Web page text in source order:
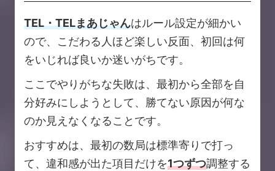
TEL・TELまあじゃんはルール設定が細かい
ので、こだわる人ほど楽しい反面、初回は何
をいじれば良いか迷いがちです。
ここでやりがちな失敗は、最初から全部を自
分好みにしようとして、勝てない原因が何な
のか見えなくなることです。
おすすめは、最初の数局は標準寄りで打っ
て、違和感が出た項目だけを1つずつ調整する